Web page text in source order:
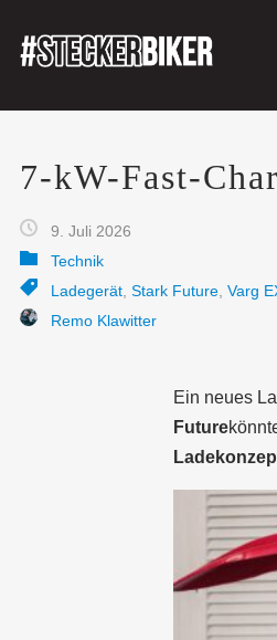
7-kW-Fast-
9. Juli 2026
Technik
Ladegerät Stark Future Varg
Remo Klawitter
Ein neues
Future